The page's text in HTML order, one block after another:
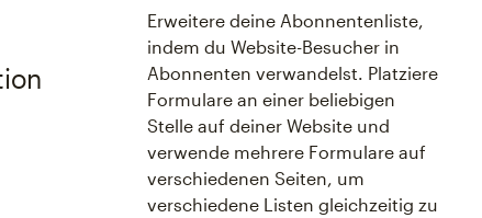
Erweitere deine Abonnentenliste,
indem du Website-Besucher in
Abonnenten verwandelst. Platziere
Formulare an einer beliebigen
Stelle auf deiner Website und
verwende mehrere Formulare auf
verschiedenen Seiten, um
verschiedene Listen gleichzeitig zu